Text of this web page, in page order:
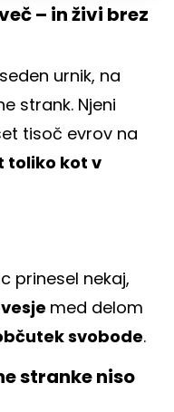
– in živi brez
urnik, na
strank. Njeni
tisoč evrov na
toliko kot v
prinesel nekaj,
med delom
svobode.
stranke niso